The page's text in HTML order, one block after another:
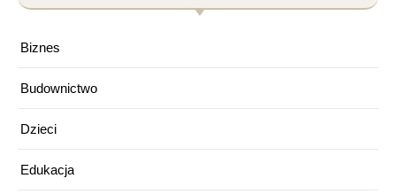
Biznes
Budownictwo
Dzieci
Edukacja